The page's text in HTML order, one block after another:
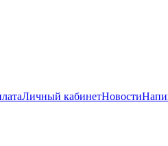
Личный кабинетНовости